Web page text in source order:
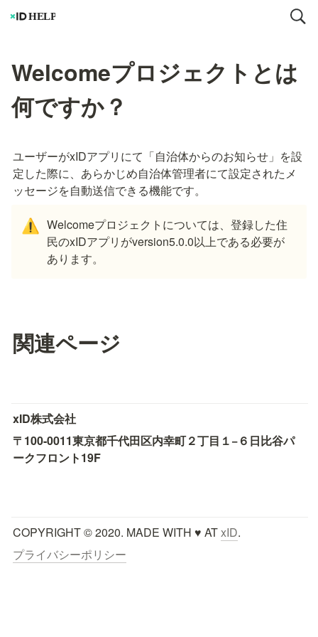
Welcomeプロジェクトとは
何ですか？
ユーザーがxIDアプリにて「自治体からのお知らせ」を設
定した際に、あらかじめ自治体管理者にて設定されたメ
ッセージを自動送信できる機能です。
⚠️ Welcomeプロジェクトについては、登録した住
民のxIDアプリがversion5.0.0以上である必要が
あります。
関連ページ
xID株式会社
〒100-0011東京都千代田区内幸町２丁目１−６ 日比谷パ
ークフロント19F
COPYRIGHT © 2020. MADE WITH ♥ AT xID.
プライバシーポリシー